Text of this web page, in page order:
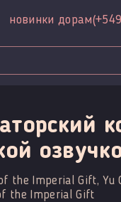
новинки дорам
the Imperial Gift, Yu
the Imperial Gift